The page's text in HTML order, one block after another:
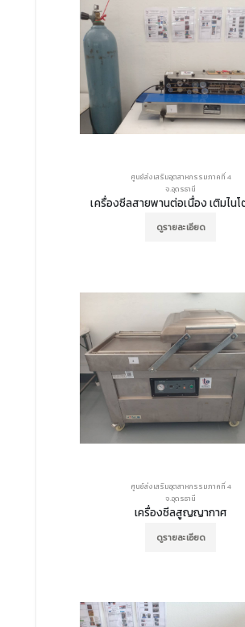
ศูนย์ส่งเสริมอุตสาหกรรมภาคที่ 4
จ.อุดรธานี
เครื่องซีลสายพานต่อเนื่อง เติมไนโ
ดูรายละเอียด
ศูนย์ส่งเสริมอุตสาหกรรมภาคที่ 4
จ.อุดรธานี
เครื่องซีลสูญญากาศ
ดูรายละเอียด